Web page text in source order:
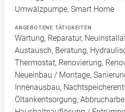
Umwälzpumpe, Smart Home
ANGEBOTENE TÄTIGKEITEN
Wartung, Reparatur,
Austausch, Beratung,
Thermostat, Renovierung,
Neueinbau / Montage,
Innenausbau,
Öltankentsorgung,